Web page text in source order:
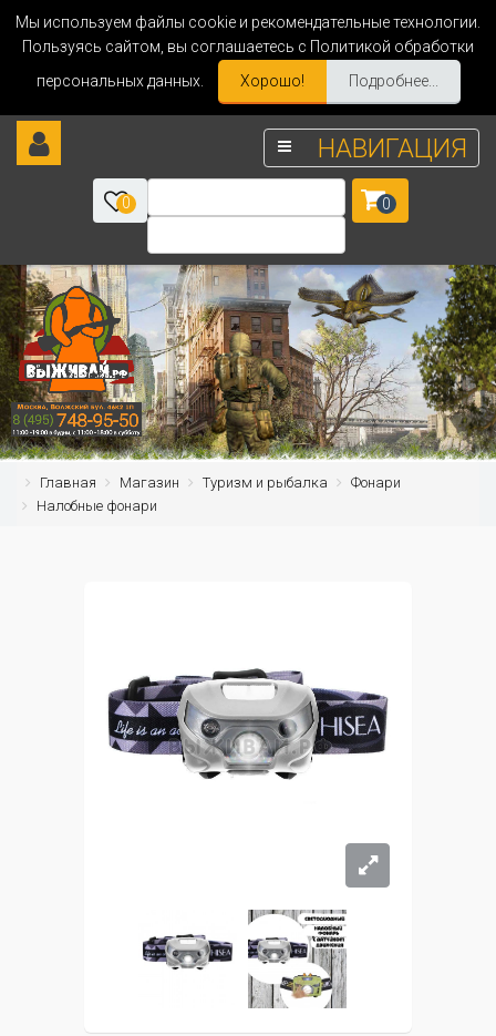
Мы используем файлы cookie и рекомендательные технологии.
Пользуясь сайтом, вы соглашаетесь с Политикой обработки
персональных данных.
Хорошо! Подробнее...
НАВИГАЦИЯ
0 0
Главная Магазин Туризм и рыбалка
Фонари
Налобные фонари